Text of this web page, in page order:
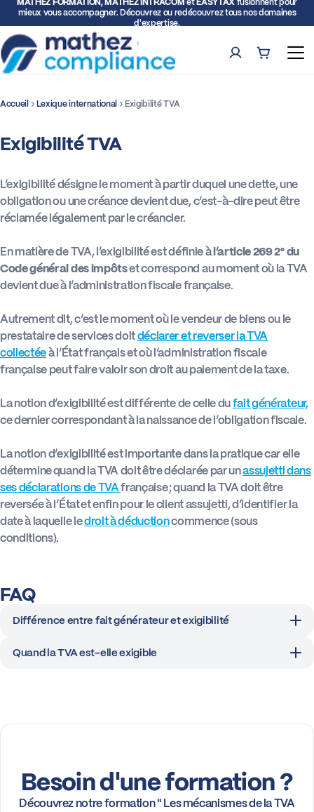
mieux vous accompagner. Découvrez ou redécouvrez tous nos domaines
d'expertise.
ComptePanier (0)
Formations
Expertise TVA et Douane
Facturation électronique
Représentation fiscale
Actus
Accueil Lexique international Exigibilité TVA
Exigibilité TVA
L’exigibilité désigne le moment à partir duquel une dette, une
obligation ou une créance devient due, c’est-à-dire peut être
réclamée légalement par le créancier.
En matière de TVA, l’exigibilité est définie àl’article 269 2° du
Code général des impôtset correspond au moment où la TVA
devient due à l’administration fiscale française.
Autrement dit, c’est le moment où le vendeur de biens ou le
prestataire de services doitdéclarer et reverser la TVA
collectéeà l’État français et où l’administration fiscale
française peut faire valoir son droit au paiement de la taxe.
La notion d’exigibilité est différente de celle dufait générateur,
ce dernier correspondant à la naissance de l’obligation fiscale.
La notion d’exigibilité est importante dans la pratique car elle
détermine quand la TVA doit être déclarée par unassujetti dans
ses déclarations de TVAfrançaise ; quand la TVA doit être
reversée à l’État et enfin pour le client assujetti, d’identifier la
date à laquelle ledroit à déductioncommence (sous
conditions).
FAQ
Différence entre fait générateur et exigibilité
Quand la TVA est-elle exigible
Besoin d'une formation ?
Découvrez notre formation " Les mécanismes de la TVA